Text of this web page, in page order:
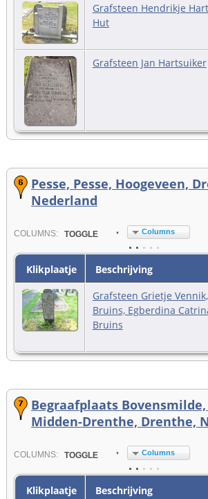
Grafsteen Hendrikje
Hut
Grafsteen Jan Hartsuiker
Pesse, Pesse, Hoogeveen,
Nederland
COLUMN S: TOGGLE Columns
Klikplaatje
Beschrijving
Grafsteen Grietje
Bruins, Egberdina
Bruins
Begraafplaats
Midden-Drenthe, Drenthe,
COLUMN S: TOGGLE Columns
Klikplaatje Beschrijving